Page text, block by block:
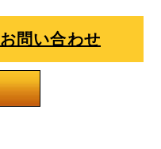
お問い合わせ